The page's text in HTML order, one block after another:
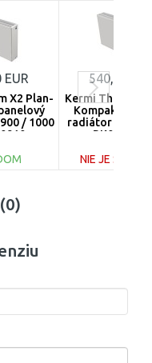
EUR
X2 Plan-
/ 1000
540,01
Kermi Therm
Kompakt
radiátor 33 900
PK0330909
NIE JE